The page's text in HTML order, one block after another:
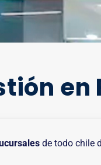
en
de todo chile